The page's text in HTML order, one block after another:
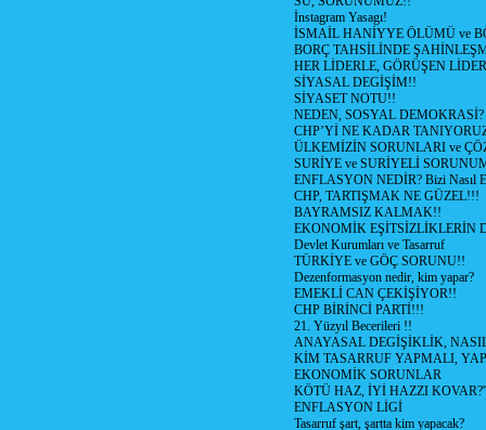
İnstagram Yasagı!
İSMAİL HANİYYE ÖLÜMÜ ve
BORÇ TAHSİLİNDE
HER LİDERLE, GÖRÜŞEN
SİYASAL DEGİŞİM!!
SİYASET NOTU!!
NEDEN, SOSYAL DEMOKRASİ?
CHP’Yİ NE KADAR
ÜLKEMİZİN SORUNLARI ve
SURİYE ve SURİYELİ
ENFLASYON NEDİR? Bizi Nasıl
CHP, TARTIŞMAK NE GÜZEL!!!
BAYRAMSIZ KALMAK!!
EKONOMİK EŞİTSİZLİKLERİN
Devlet Kurumları ve Tasarruf
TÜRKİYE ve GÖÇ SORUNU!!
Dezenformasyon nedir, kim yapar?
EMEKLİ CAN ÇEKİŞİYOR!!
CHP BİRİNCİ PARTİ!!!
21. Yüzyıl Becerileri !!
ANAYASAL DEGİŞİKLİK,
KİM TASARRUF YAPMALI,
EKONOMİK SORUNLAR
KÖTÜ HAZ, İYİ HAZZI
ENFLASYON LİGİ
Tasarruf şart, şartta kim yapacak?